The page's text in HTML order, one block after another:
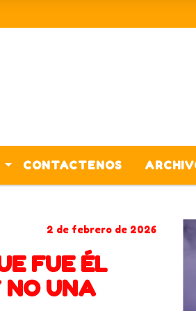
CONTACTENOS
2 de febrero de 2026
FUE ÉL
NO UNA